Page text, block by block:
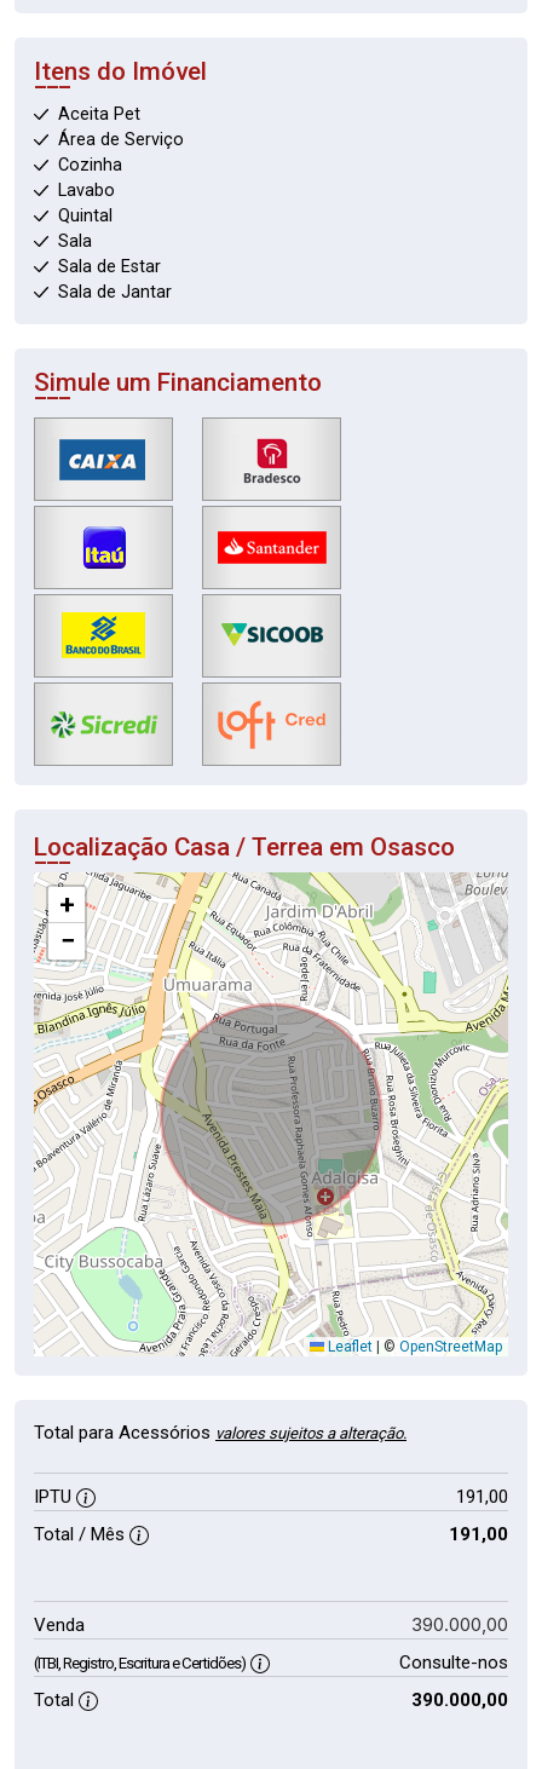
Itens do Imóvel
Aceita Pet
Área de Serviço
Cozinha
Lavabo
Quintal
Sala
Sala de Estar
Sala de Jantar
Simule um Financiamento
Localização Casa / Terrea em Osasco
+
−
Leaflet © OpenStreetMap
Total para Acessórios valores sujeitos a alteração.
IPTU
191,00
Total / Mês
191,00
Venda 390.000,00
(ITBI, Registro, Escritura e Certidões)
Consulte-nos
Total
390.000,00